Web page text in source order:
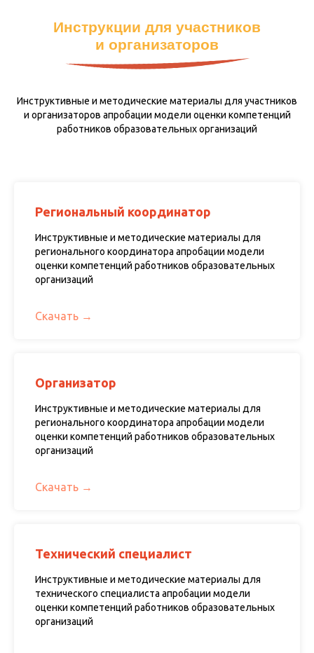
Инструкции для участников
и организаторов
Инструктивные и методические материалы для участников
и организаторов апробации модели оценки компетенций
работников образовательных организаций
Региональный координатор
Инструктивные и методические материалы для
регионального координатора апробации модели
оценки компетенций работников образовательных
организаций
Скачать
Организатор
Инструктивные и методические материалы для
регионального координатора апробации модели
оценки компетенций работников образовательных
организаций
Скачать
Технический специалист
Инструктивные и методические материалы для
технического специалиста апробации модели
оценки компетенций работников образовательных
организаций